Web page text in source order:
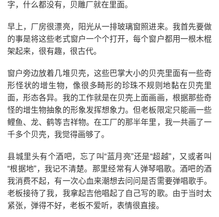
字，什么都没有，贝雕厂就在里面。
早上，厂房很漂亮，阳光从一排玻璃窗照进来。我首先要做
的事是将这些老式窗户一个个打开，每个窗户都用一根木棍
架起来，很有趣，很古代。
窗户旁边放着几堆贝壳，这些巴掌大小的贝壳里面有一些奇
形怪状的增生物，像很多畸形的珍珠不规则地黏在贝壳里
面，形态各异。我的工作就是在贝壳上面画画，根据那些奇
怪的增生物抽象的形象发挥想象力。但老板限定只能画一些
鲤鱼、龙、鹤等吉祥物。在工厂的那半年里，我一共画了一
千多个贝壳，我觉得画够了。
县城里头有个酒吧，忘了叫“蓝月亮”还是“超越”，又或者叫
“根据地”，我记不清楚。那里经常有人弹琴唱歌。酒吧的酒
我消费不起，有一次心血来潮想去问问是否需要弹唱歌手。
老板接待了我，我拿起吉他唱起了自己写的歌。由于当时太
紧张，弹得不好，老板不爱听，表情很直接。